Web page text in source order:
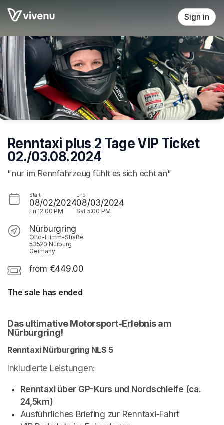
Skip header
Sign in
Renntaxi plus 2 Tage VIP Ticket
02./03.08.2024
"nur im Rennfahrzeug fühlt es sich echt an"
Start
08/02/2024
Fri 12:00 PM
End
08/03/2024
Sat 5:00 PM
Nürburgring
Otto-Flimm-Straße
53520 Nürburg
Germany
from €449.00
The sale has ended
Das ultimative Motorsport-Erlebnis am
Nürburgring!
Renntaxi Nürburgring NLS 5
Inkludierte Leistungen:
Renntaxi über GP-Kurs und Nordschleife (ca.
24,5km)
Ausführliches Briefing zur Renntaxi-Fahrt